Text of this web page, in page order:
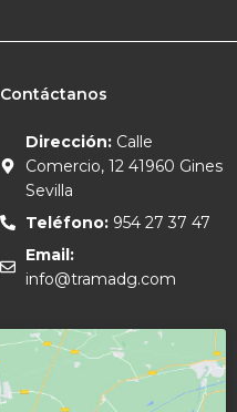
Contáctanos
Dirección:Calle
Comercio, 12 41960 Gines
Sevilla
Teléfono:954 27 37 47
Email:
info@tramadg.com